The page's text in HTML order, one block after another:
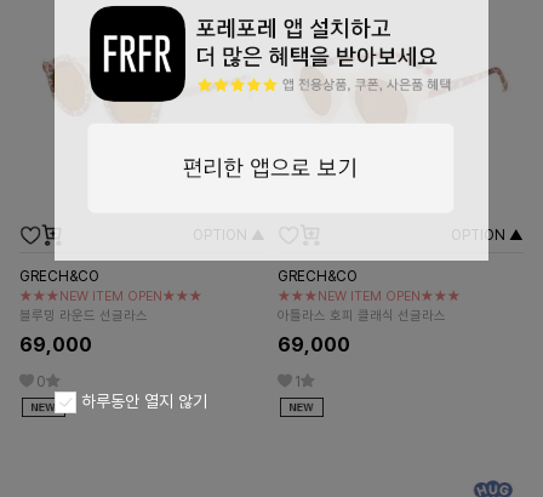
OPTION ▲
GRECH&CO
★★★NEW ITEM OPEN★★★
블루밍 라운드 선글라스
69,000
0
OPTION ▲
GRECH&CO
★★★NEW ITEM OPEN★★★
아틀라스 호피 클래식 선글라스
69,000
1
하루동안 열지 않기